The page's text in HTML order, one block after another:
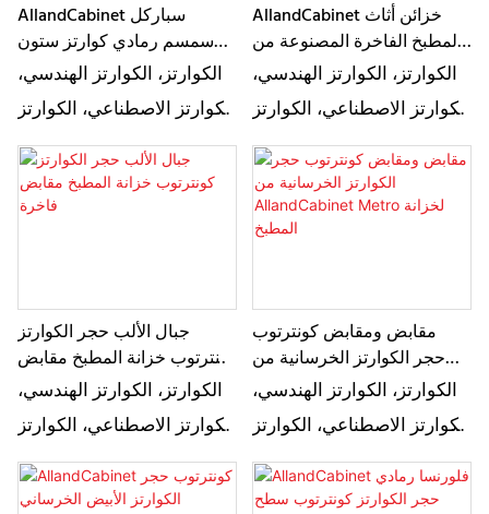
AllandCabinet سباركل
سمسم رمادي كوارتز ستون
كونترتوب خزانة مطبخ كاملة
الكوارتز، الكوارتز الهندسي،
الكوارتز الاصطناعي، الكوارتز
من صنع الإنسان يصف بشكل
أساسي نفس المنتج، وهو نوع
من الحجر الاصطناعي. إنها
AllandCabinet خزائن أثاث
المطبخ الفاخرة المصنوعة من
حجر الكوارتز
الكوارتز، الكوارتز الهندسي،
الكوارتز الاصطناعي، الكوارتز
من صنع الإنسان يصف بشكل
أساسي نفس المنتج، وهو نوع
من الحجر الاصطناعي. إنها
جبال الألب حجر الكوارتز
كونترتوب خزانة المطبخ مقابض
فاخرة
الكوارتز، الكوارتز الهندسي،
الكوارتز الاصطناعي، الكوارتز
من صنع الإنسان يصف بشكل
أساسي نفس المنتج، وهو نوع
مقابض ومقابض كونترتوب
حجر الكوارتز الخرسانية من
AllandCabinet Metro لخزانة
المطبخ
الكوارتز، الكوارتز الهندسي،
الكوارتز الاصطناعي، الكوارتز
من صنع الإنسان يصف بشكل
أساسي نفس المنتج، وهو نوع